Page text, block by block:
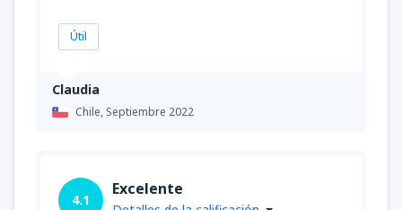
Claudia
Chile, Septiembre 2022
Útil
4.1
Excelente